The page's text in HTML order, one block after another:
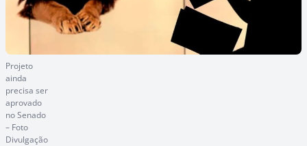
Projeto
ainda
precisa ser
aprovado
no Senado
– Foto
Divulgação